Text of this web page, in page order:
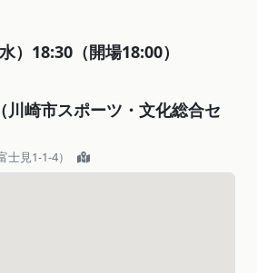
）18:30（開場18:00）
川崎市スポーツ・文化総合セ
士見1-1-4）